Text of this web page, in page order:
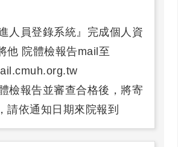
人員登錄系統』完成個人資
他 院體檢報告mail至
檢報告並審查合格後，將寄
請依通知日期來院報到